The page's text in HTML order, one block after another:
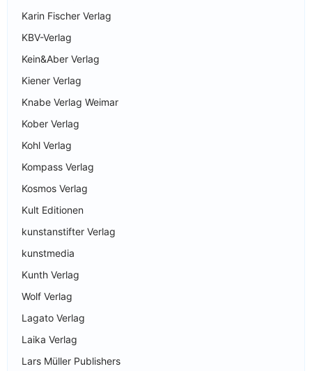
Karin Fischer Verlag
KBV-Verlag
Kein&Aber Verlag
Kiener Verlag
Knabe Verlag Weimar
Kober Verlag
Kohl Verlag
Kompass Verlag
Kosmos Verlag
Kult Editionen
kunstanstifter Verlag
kunstmedia
Kunth Verlag
Wolf Verlag
Lagato Verlag
Laika Verlag
Lars Müller Publishers